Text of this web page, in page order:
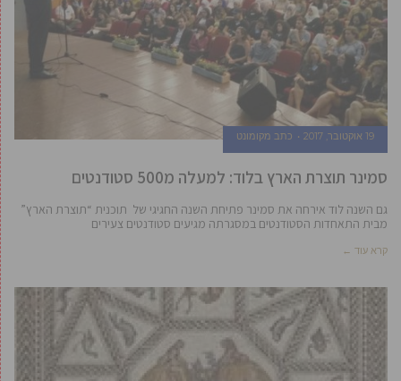
19 אוקטובר, 2017 כתב מקומונט
סמינר תוצרת הארץ בלוד: למעלה מ500 סטודנטים
גם השנה לוד אירחה את סמינר פתיחת השנה החגיגי של תוכנית “תוצרת הארץ”
מבית התאחדות הסטודנטים במסגרתה מגיעים סטודנטים צעירים
קרא עוד ←